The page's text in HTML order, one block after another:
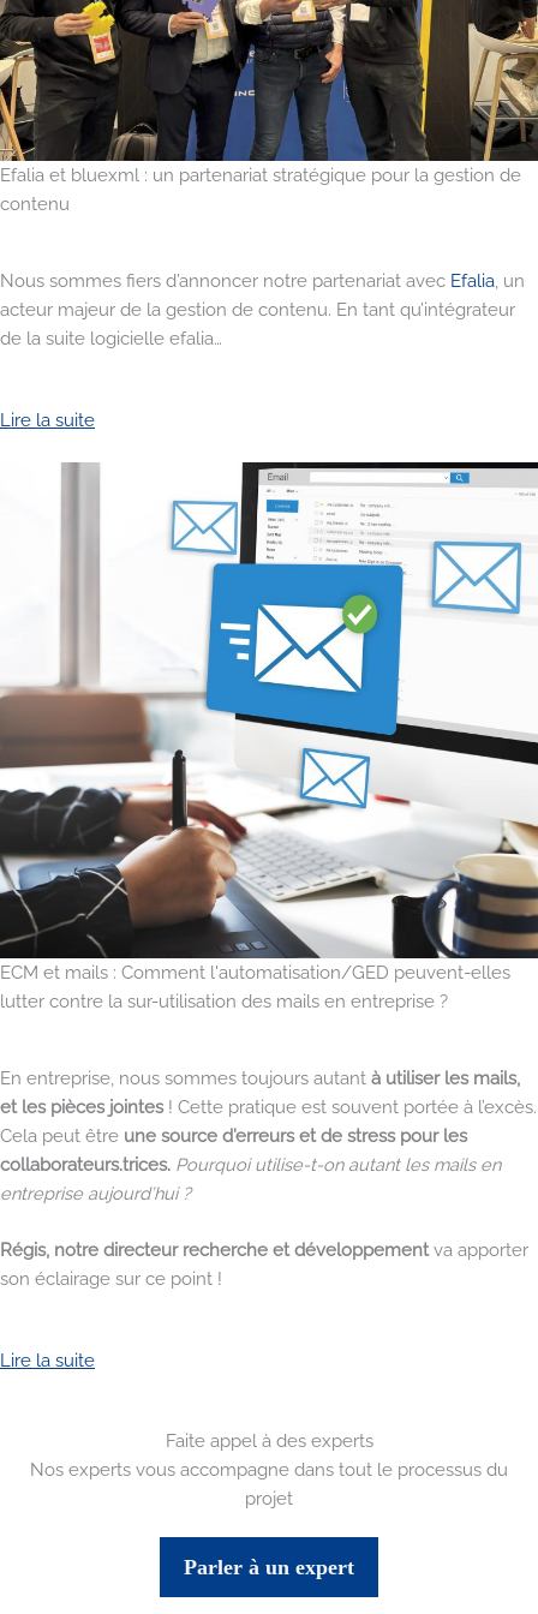
Efalia et bluexml : un partenariat stratégique pour la gestion de
contenu
Nous sommes fiers d’annoncer notre partenariat avec Efalia, un
acteur majeur de la gestion de contenu. En tant qu’intégrateur
de la suite logicielle efalia…
Lire la suite
ECM et mails : Comment l'automatisation/GED peuvent-elles
lutter contre la sur-utilisation des mails en entreprise ?
En entreprise, nous sommes toujours autant à utiliser les mails,
et les pièces jointes ! Cette pratique est souvent portée à l’excès.
Cela peut être une source d’erreurs et de stress pour les
collaborateurs.trices. Pourquoi utilise-t-on autant les mails en
entreprise aujourd’hui ?
Régis, notre directeur recherche et développementva apporter
son éclairage sur ce point !
Lire la suite
Faite appel à des experts
Nos experts vous accompagne dans tout le processus du
projet
Parler à un expert